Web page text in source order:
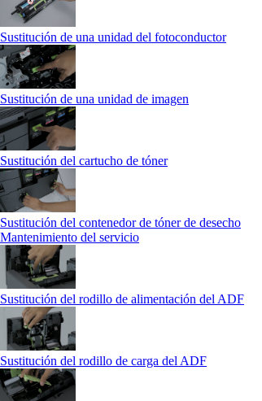
Sustitución de una unidad del fotoconductor
Sustitución de una unidad de imagen
Sustitución del cartucho de tóner
Sustitución del contenedor de tóner de desecho
Mantenimiento del servicio
Sustitución del rodillo de alimentación del ADF
Sustitución del rodillo de carga del ADF